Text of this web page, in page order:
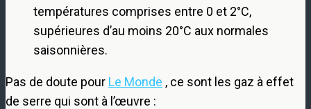
températures comprises entre 0 et 2°C,
supérieures d’au moins 20°C aux normales
saisonnières.
Pas de doute pour Le Monde , ce sont les gaz à effet
de serre qui sont à l’œuvre :